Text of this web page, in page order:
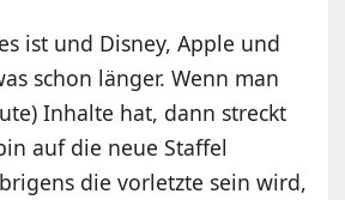
ist und Disney, Apple und
schon länger. Wenn man
Inhalte hat, dann streckt
auf die neue Staffel
die vorletzte sein wird,